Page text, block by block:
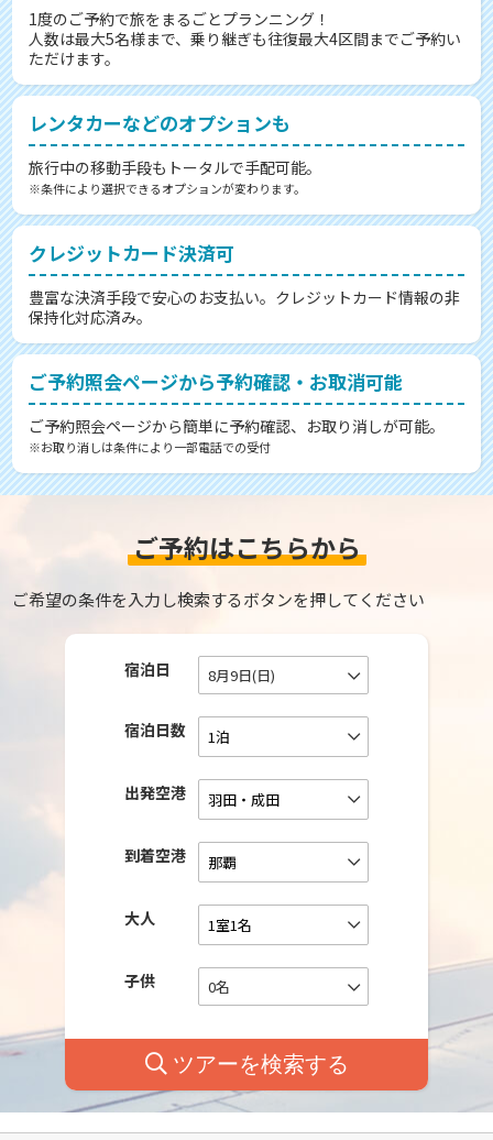
1度のご予約で旅をまるごとプランニング！
人数は最大5名様まで、乗り継ぎも往復最大4区間までご予約い
ただけます。
レンタカーなどのオプションも
旅行中の移動手段もトータルで手配可能。
※条件により選択できるオプションが変わります。
クレジットカード決済可
豊富な決済手段で安心のお支払い。クレジットカード情報の非
保持化対応済み。
ご予約照会ページから予約確認・お取消可能
ご予約照会ページから簡単に予約確認、お取り消しが可能。
※お取り消しは条件により一部電話での受付
ご予約はこちらから
ご希望の条件を入力し検索するボタンを押してください
宿泊日 8月9日(日)
宿泊日数
出発空港
到着空港
大人
子供 0名